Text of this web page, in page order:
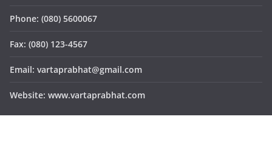
Phone: (080) 5600067
Fax: (080) 123-4567
Email: vartaprabhat@gmail.com
Website: www.vartaprabhat.com